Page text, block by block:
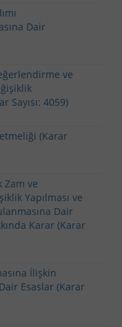
Dair
ve
Sayısı: 4059)
(Karar
Zam ve
Yapılması ve
Dair
Karar (Karar
İlişkin
Esaslar (Karar